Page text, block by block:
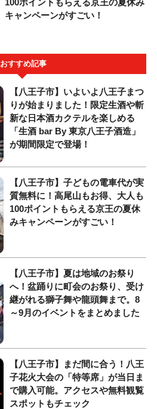
100ポイントもらえる京王の夏休み
キャンペーンがすごい！
おすすめ記事
【八王子市】いよいよ八王子まつ
りが始まりました！限定生酒や斬
新な日本酒カクテルを楽しめる
「生酒 bar By 東京八王子酒造」
が期間限定で登場！
【八王子市】子どもの電車代が実
質無料に！高尾山もお得、大人も
100ポイントもらえる京王の夏休
みキャンペーンがすごい！
【八王子市】夏は地域のお祭り
へ！盆踊りに町会のお祭り、受け
継がれる獅子舞や龍頭舞まで。8
～9月のイベントをまとめました
【八王子市】まだ間に合う！八王
子花火大会の「特等席」が当日ま
で購入可能。アクセスや無料観覧
スポットもチェック